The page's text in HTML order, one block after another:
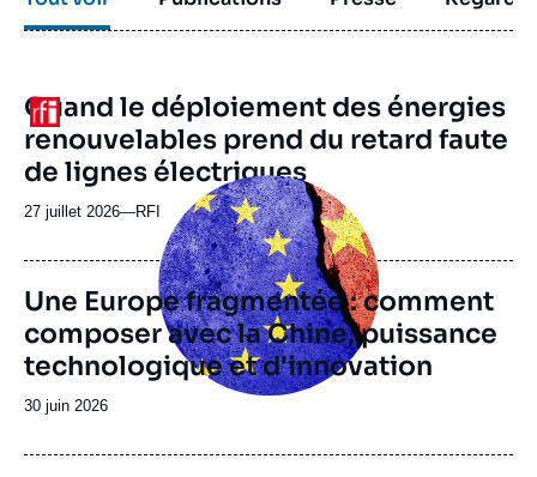
Logo
URL
de
Spotify
Quand le déploiement des énergies
renouvelables prend du retard faute
de lignes électriques
27 juillet 2026—Nom
journal,
revue
ou
émission
RFI
Image
principale
Une Europe fragmentée : comment
composer avec la Chine, puissance
technologique et d'innovation
Date
publication
30 juin 2026